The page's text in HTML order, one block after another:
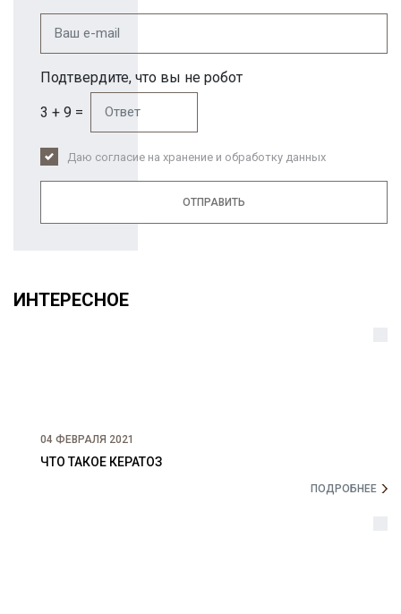
Подтвердите, что вы не робот
3 + 9 =
Даю согласие на хранение и обработку данных
ОТПРАВИТЬ
ИНТЕРЕСНОЕ
04 ФЕВРАЛЯ 2021
ЧТО ТАКОЕ КЕРАТОЗ
ПОДРОБНЕЕ